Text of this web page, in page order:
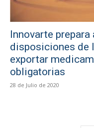
Innovarte
disposiciones de
exportar
obligatorias
28 de Julio de 2020